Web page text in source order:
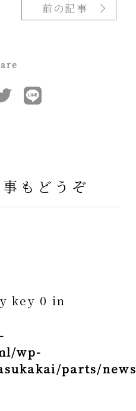
前の記事
もどうぞ
key 0 in
wp-
parts/